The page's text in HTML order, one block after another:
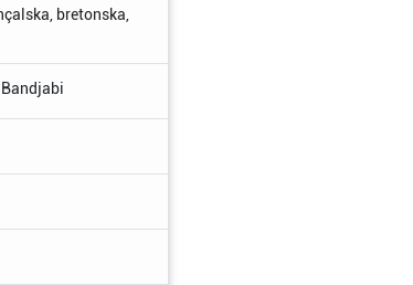
bretonska,